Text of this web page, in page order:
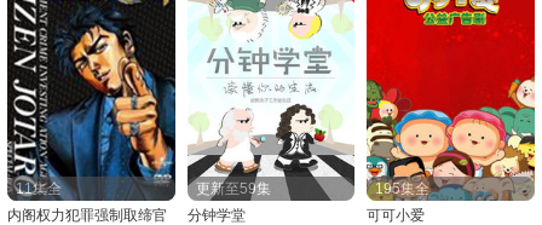
11集全
内阁权力犯罪强制取缔官
更新至59集
分钟学堂
195集全
可可小爱